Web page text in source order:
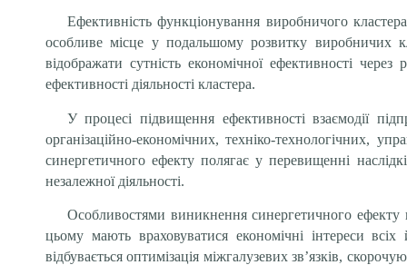
Ефективність функціонування виробничого
особливе місце у подальшому розвитку виробничих
відображати сутність економічної ефективності
ефективності діяльності кластера.
У процесі підвищення ефективності взаємодії
організаційно-економічних, техніко-технологічних,
синергетичного ефекту полягає у перевищенні
незалежної діяльності.
Особливостями виникнення синергетичного ефекту
цьому мають враховуватися економічні інтереси
відбувається оптимізація міжгалузевих зв’язків,